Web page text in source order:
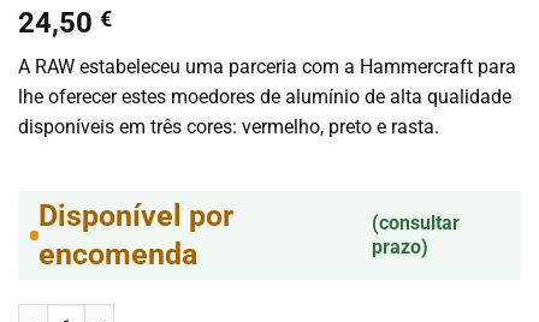
24,50 €
A RAW estabeleceu uma parceria com a Hammercraft para
lhe oferecer estes moedores de alumínio de alta qualidade
disponíveis em três cores: vermelho, preto e rasta.
Disponível por
encomenda
(consultar
prazo)
Quantidade de Grinder de Alumínio Hammercraft 4 Partes 55mm